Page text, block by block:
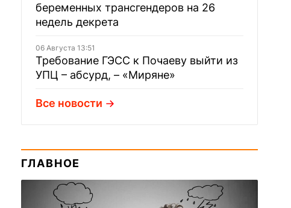
беременных трансгендеров на 26
недель декрета
06 Августа 13:51
Требование ГЭСС к Почаеву выйти из
УПЦ – абсурд, – «Миряне»
Все новости
ГЛАВНОЕ